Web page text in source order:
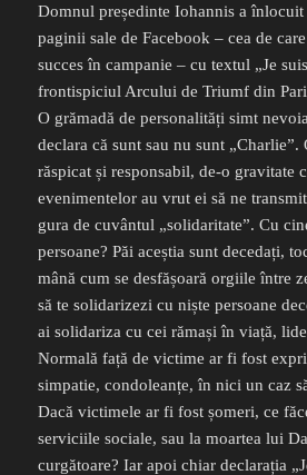
Domnul președinte Iohannis a
paginii sale de Facebook – cea de
succes în campanie – cu textul „Je
frontispiciul Arcului de Triumf din
O grămadă de personalități simt
declara că sunt sau nu sunt „Charlie”.
răspicat și responsabil, de-o gravitate
evenimentelor au vrut ei să ne
gura de cuvântul „solidaritate”. Cu
persoane? Păi aceștia sunt decedați,
mână cum se desfășoară orgiile între
să te solidarizezi cu niște persoane
ai solidariza cu cei rămași în viață,
Normală față de victime ar fi fost
simpatie, condoleanțe, în nici un caz
Dacă victimele ar fi fost șomeri, ce
serviciile sociale, sau la moartea lui
curgătoare? Iar apoi chiar declarația